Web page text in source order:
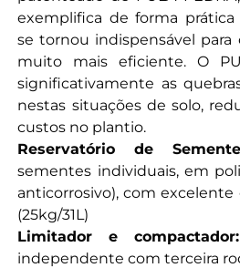
exemplifica de forma
se tornou indispensável
muito mais eficiente. O
significativamente as
nestas situações de solo,
custos no plantio.
Reservatório de
sementes individuais, em
anticorrosivo), com excelente
(25kg/31L)
Limitador e compactador:
independente com terceira